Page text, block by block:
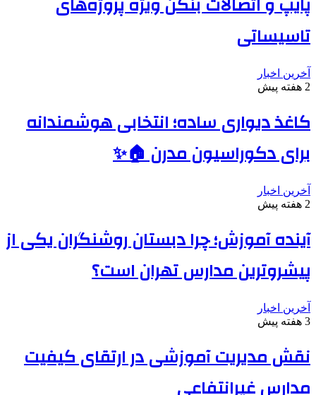
تاسیساتی
آخرین اخبار
2 هفته پیش
کاغذ دیواری ساده؛ انتخابی هوشمندانه
برای دکوراسیون مدرن 🏠✨
آخرین اخبار
2 هفته پیش
آینده آموزش؛ چرا دبستان روشنگران یکی از
پیشروترین مدارس تهران است؟
آخرین اخبار
3 هفته پیش
نقش مدیریت آموزشی در ارتقای کیفیت
مدارس غیرانتفاعی